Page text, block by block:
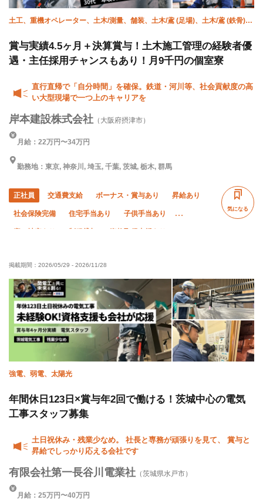
土工、重機オペレーター、土木/測量、舗装、土木/鳶 (足場)、土木/鳶 (鉄骨)、
賞与実績4.5ヶ月＋決算賞与！土木施工管理の経験者優
遇・主任採用チャンスもあり！月9千円の個室寮
直行直帰で「自分時間」を確保。鉄道・河川等、社会貢献度の高
い大型現場で一つ上のキャリアを
岸本建設株式会社 （大阪府摂津市）
月給：22万円〜34万円
勤務地：東京, 神奈川, 埼玉, 千葉, 茨城, 栃木, 群馬
正社員 交通費支給 ボーナス・賞与あり 昇給あり
社会保険完備 住宅手当あり 子供手当あり
女性活躍中 年末年始休暇
転勤なし
気になる
掲載期間： 2026/05/29 - 2026/11/28
強電、弱電、太陽光
年間休日123日×賞与年2回で働ける！茨城中心の電気
工事スタッフ募集
土日祝休み・残業少なめ。 社長と専務が頑張りを見て、 賞与と
昇給でしっかり応える会社です
有限会社第一長谷川電業社 （茨城県水戸市）
月給：25万円〜40万円